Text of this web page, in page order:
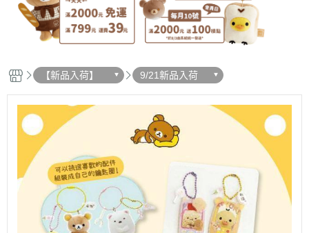
迪士尼-玩具總動員
【新品入荷】 9/21新品入荷